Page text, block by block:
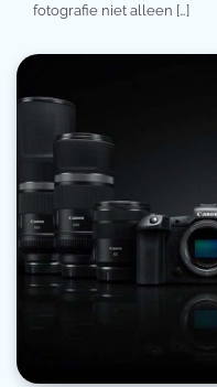
fotografie niet alleen […]